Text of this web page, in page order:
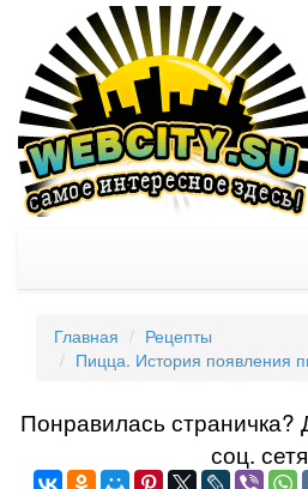
Главная
Рецепты
Пицца. История появления
Понравилась страничка?
соц.